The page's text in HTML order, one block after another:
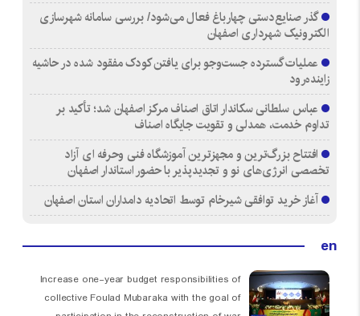
گذر صنایع‌دستی چهارباغ فعال می‌شود/ بررسی سامانه شهرسازی
الکترونیک شهرداری اصفهان
عملیات گسترده جست‌وجو برای یافتن کودک مفقود شده در حاشیه
زاینده‌رود
عباس سلطانی سکاندار اتاق اصناف مرکز اصفهان شد؛ تأکید بر
تداوم خدمت، همدلی و تقویت جایگاه اصناف
افتتاح بزرگ‌ترین و مجهزترین آموزشگاه فنی وحرفه ای آزاد
تخصصی انرژی‌های نو و تجدیدپذیر با حضور استاندار اصفهان
آغاز خرید توافقی شیرخام توسط اتحادیه دامداران استان اصفهان
en
Increase one-year budget responsibilities of
collective Foulad Mubaraka with the goal of